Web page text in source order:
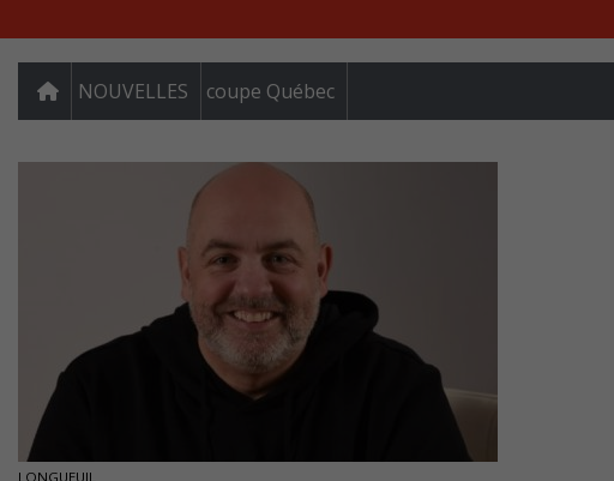
NOUVELLES coupe Québec
LONGUEUIL